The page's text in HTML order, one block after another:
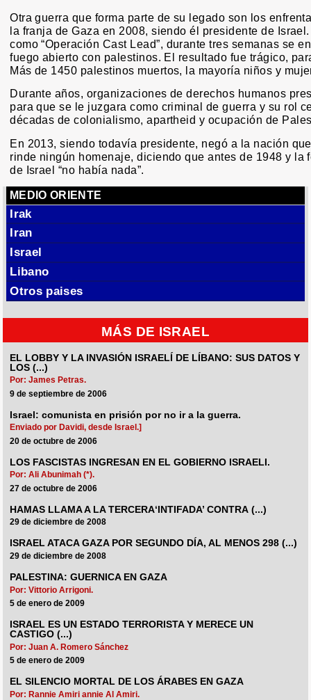
Otra guerra que forma parte de su legado son los
la franja de Gaza en 2008, siendo él presidente de
como “Operación Cast Lead”, durante tres semanas se
fuego abierto con palestinos. El resultado fue trágico,
Más de 1450 palestinos muertos, la mayoría niños y
Durante años, organizaciones de derechos humanos
para que se le juzgara como criminal de guerra y su rol
décadas de colonialismo, apartheid y ocupación de
En 2013, siendo todavía presidente, negó a la nación
rinde ningún homenaje, diciendo que antes de 1948 y la
de Israel “no había nada”.
MEDIO ORIENTE
Irak
Iran
Israel
Libano
Otros paises
MÁS DE ISRAEL
EL LOBBY Y LA INVASIÓN ISRAELÍ DE LÍBANO: SUS DATOS Y
LOS (...)
Por: James Petras.
9 de septiembre de 2006
Israel: comunista en prisión por no ir a la guerra.
Enviado por Davidi, desde Israel.]
20 de octubre de 2006
LOS FASCISTAS INGRESAN EN EL GOBIERNO ISRAELI.
Por: Ali Abunimah (*).
27 de octubre de 2006
HAMAS LLAMA A LA TERCERA‘INTIFADA’ CONTRA (...)
29 de diciembre de 2008
ISRAEL ATACA GAZA POR SEGUNDO DÍA, AL MENOS 298 (...)
29 de diciembre de 2008
PALESTINA: GUERNICA EN GAZA
Por: Vittorio Arrigoni.
5 de enero de 2009
ISRAEL ES UN ESTADO TERRORISTA Y MERECE UN
CASTIGO (...)
Por: Juan A. Romero Sánchez
5 de enero de 2009
EL SILENCIO MORTAL DE LOS ÁRABES EN GAZA
Por: Rannie Amiri annie Al Amiri.